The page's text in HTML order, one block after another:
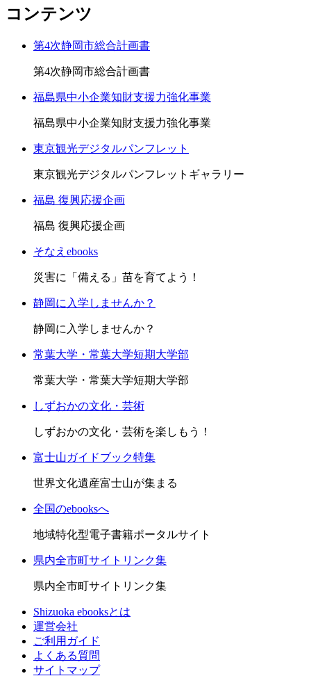
コンテンツ
第4次静岡市総合計画書
第4次静岡市総合計画書
福島県中小企業知財支援力強化事業
福島県中小企業知財支援力強化事業
東京観光デジタルパンフレット
東京観光デジタルパンフレットギャラリー
福島 復興応援企画
福島 復興応援企画
そなえebooks
災害に「備える」苗を育てよう！
静岡に入学しませんか？
静岡に入学しませんか？
常葉大学・常葉大学短期大学部
常葉大学・常葉大学短期大学部
しずおかの文化・芸術
しずおかの文化・芸術を楽しもう！
富士山ガイドブック特集
世界文化遺産富士山が集まる
全国のebooksへ
地域特化型電子書籍ポータルサイト
県内全市町サイトリンク集
県内全市町サイトリンク集
Shizuoka ebooksとは
運営会社
ご利用ガイド
よくある質問
サイトマップ